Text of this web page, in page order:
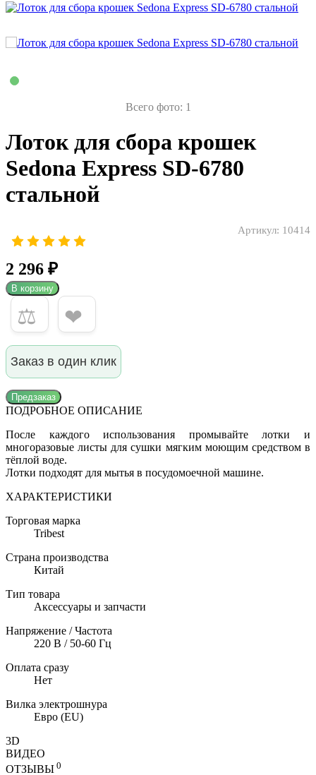
Всего фото: 1
Лоток для сбора крошек
Sedona Express SD-6780
стальной
Артикул: 10414
2 296 ₽
В корзину
⚖ ❤
Заказ в один клик
Предзаказ
ПОДРОБНОЕ ОПИСАНИЕ
После каждого использования промывайте лотки и
многоразовые листы для сушки мягким моющим средством в
тёплой воде.
Лотки подходят для мытья в посудомоечной машине.
ХАРАКТЕРИСТИКИ
Торговая марка
Tribest
Страна производства
Китай
Тип товара
Аксессуары и запчасти
Напряжение / Частота
220 В / 50-60 Гц
Оплата сразу
Нет
Вилка электрошнура
Евро (EU)
3D
ВИДЕО
ОТЗЫВЫ 0